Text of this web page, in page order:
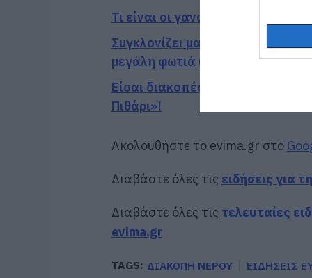
Τι είναι οι γανωματήδες και
Συγκλονίζει μαρτυρία εθελοντή
μεγάλη φωτιά (vid)
Είσαι διακοπές στην Εύβοια
Πιθάρι»!
Ακολουθήστε το evima.gr στο
Διαβάστε όλες τις ειδήσεις για
Διαβάστε όλες τις τελευταίες
evima.gr
TAGS: ΔΙΑΚΟΠΗ ΝΕΡΟΥ ΕΙΔΗΣΕΙΣ